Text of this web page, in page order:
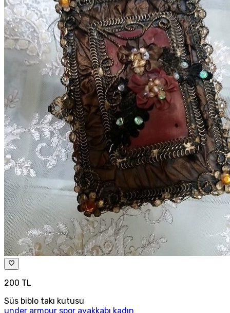
200 TL
Süs biblo takı kutusu
under armour spor ayakkabı kadın